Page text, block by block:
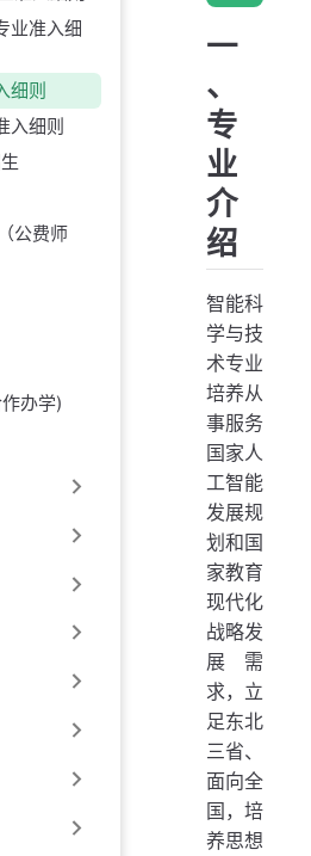
业准入细
细则
入细则
公费师
办学)
一
、
专
业
介
绍
智能科
学与技
术专业
培养从
事服务
国家人
工智能
发展规
划和国
家教育
现代化
战略发
展需
求，立
足东北
三省、
面向全
国，培
养思想